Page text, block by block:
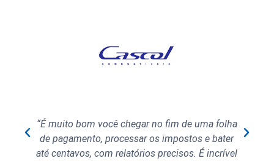
“É muito bom você chegar no fim de uma folha
de pagamento, processar os impostos e bater
até centavos, com relatórios precisos. É incrível